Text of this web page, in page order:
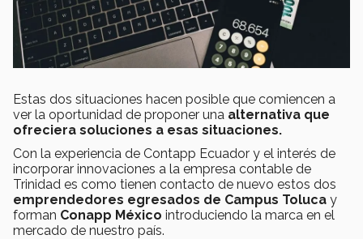
Estas dos situaciones hacen posible que comiencen a
ver la oportunidad de proponer una alternativa que
ofreciera soluciones a esas situaciones.
Con la experiencia de Contapp Ecuador y el interés de
incorporar innovaciones a la empresa contable de
Trinidad es como tienen contacto de nuevo estos dos
emprendedores egresados de Campus Toluca y
forman Conapp México introduciendo la marca en el
mercado de nuestro país.